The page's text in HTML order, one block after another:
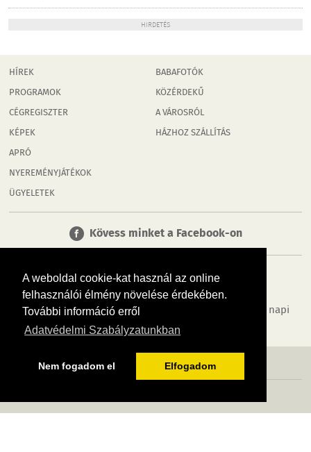
A weboldal cookie-kat használ az online
felhasználói élmény növelése érdekében.
További információ erről
Adatvédelmi Szabályzatunkban
Nem fogadom el Elfogadom
HIRDETÉS
HÍREK
PROGRAMOK
CÉGREGISZTER
KÉPEK
APRÓ
NYEREMÉNYJÁTÉKOK
ÜGYELETEK
BABAFOTÓK
KÖZÉRDEKŰ
A VÁROSRÓL
HÁZHOZ SZÁLLÍTÁS
Kövess minket a Facebook-on
Tudj meg többet városodról! Hírek, programok, képek, napi
menü, cégek…. és minden, ami Tatabánya
MÉDIAAJÁNLÓ ADATVÉDELEM IMPRESSZUM RÓLUNK